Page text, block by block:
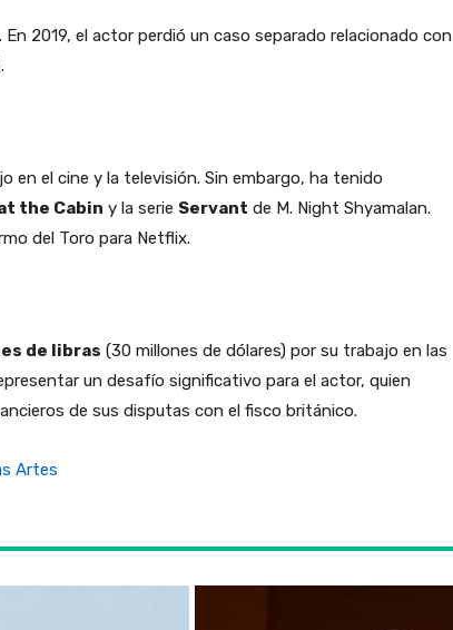
2019, el actor perdió un caso separado relacionado con
en el cine y la televisión. Sin embargo, ha tenido
the Cabin y la serie Servant de M. Night Shyamalan.
del Toro para Netflix.
de libras (30 millones de dólares) por su trabajo en las
un desafío significativo para el actor, quien
de sus disputas con el fisco británico.
Artes